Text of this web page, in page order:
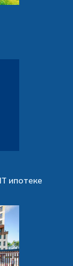
ипотеке